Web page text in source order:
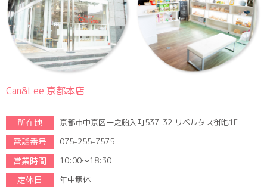
Can&Lee 京都本店
所在地 京都市中京区一之船入町537-32 リベルタス御池1F
電話番号 075-255-7575
営業時間 10:00～18:30
定休日 年中無休